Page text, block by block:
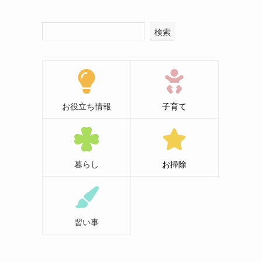
検索
お役立ち情報 子育て
暮らし お掃除
習い事